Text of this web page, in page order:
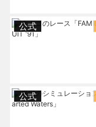
公式
公式